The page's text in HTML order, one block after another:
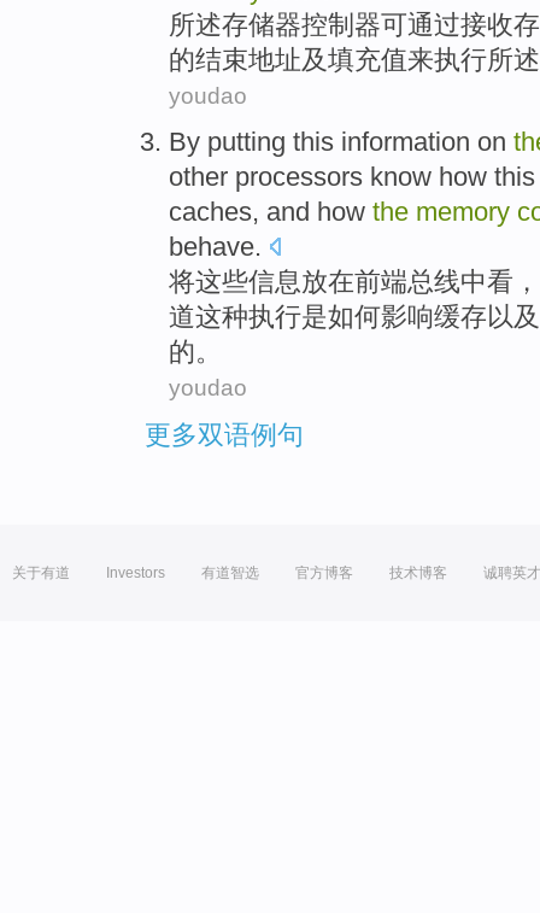
所述存储器控制器可通过接收
的结束地址及填充值来执行所
youdao
By putting this information on
other processors know how this
caches, and how the memory
behave.
将这些信息放在前端总线中看，
道这种执行是如何影响缓存以及
的。
youdao
更多双语例句
关于有道 Investors 有道智选 官方博客 技术博客 诚聘英才